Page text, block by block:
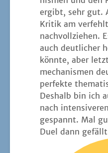
ergibt, sehr gut.
Kri­tik am
nach­voll­zie­hen.
auch deut­li­cher
könn­te, aber
me­cha­nis­men
per­fek­te
Des­halb bin ich
nach
gespannt. Mal
Duel dann gefällt